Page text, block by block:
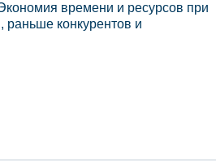
времени и ресурсов при
раньше конкурентов и